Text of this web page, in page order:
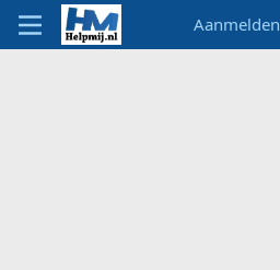
Aanmelden